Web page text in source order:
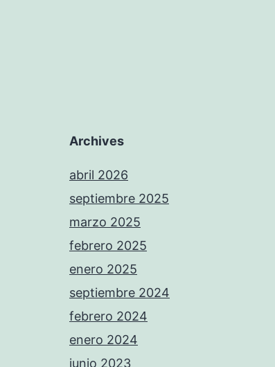
Archives
abril 2026
septiembre 2025
marzo 2025
febrero 2025
enero 2025
septiembre 2024
febrero 2024
enero 2024
junio 2023